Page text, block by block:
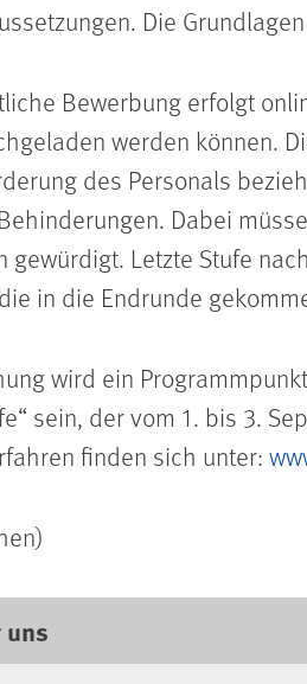
Die
Bewerbung erfolgt
werden können.
des Personals
Dabei
gewürdigt. Letzte Stufe
in die Endrunde
wird ein
sein, der vom 1. bis 3.
finden sich unter:
uns